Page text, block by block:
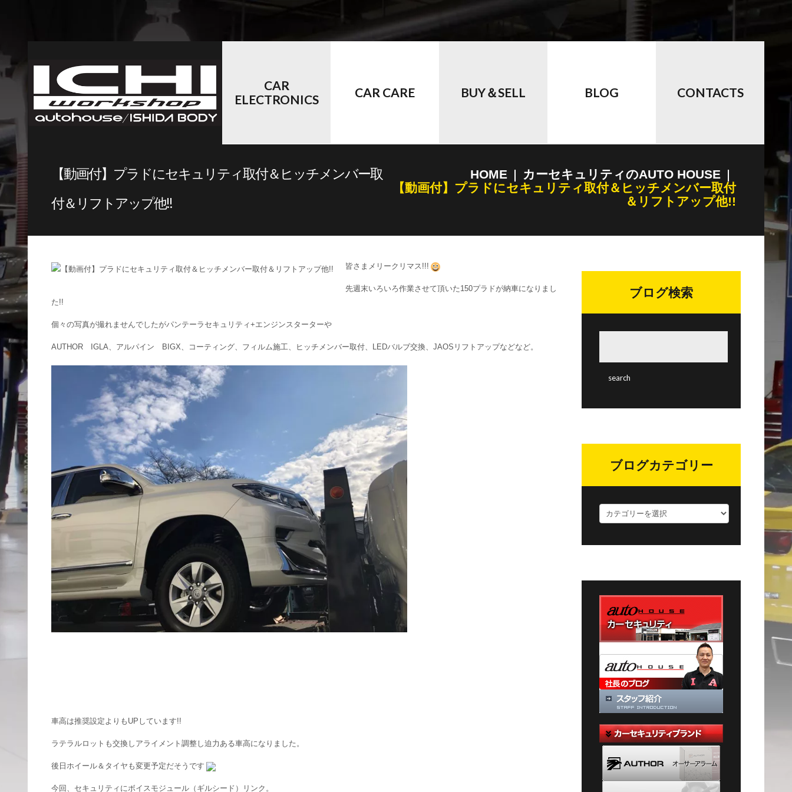
CAR
ELECTRONICS
CAR CARE BUY＆SELL BLOG CONTACTS
【動画付】プラドにセキュリティ取付＆ヒッチメンバー取
付＆リフトアップ他!!
HOME
カーセキュリティのAUTO HOUSE
【動画付】プラドにセキュリティ取付＆ヒッチメンバー取付
＆リフトアップ他!!
皆さまメリークリマス!!!
先週末いろいろ作業させて頂いた150プラドが納車になりまし
た!!
個々の写真が撮れませんでしたがパンテーラセキュリティ+エンジンスターターや
AUTHOR IGLA、アルパイン BIGX、コーティング、フィルム施工、ヒッチメンバー取付、LEDバルブ交換、JAOSリフトアップなどなど。
車高は推奨設定よりもUPしています!!
ラテラルロットも交換しアライメント調整し迫力ある車高になりました。
後日ホイール＆タイヤも変更予定だそうです
今回、セキュリティにボイスモジュール（ギルシード）リンク。
ブログ検索
ブログカテゴリー
ロ
ー